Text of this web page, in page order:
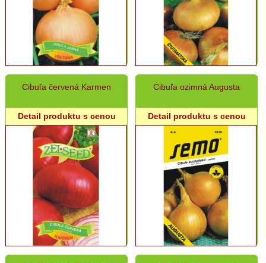
Reďkovka
Kukurica
Fazuľa,
Baklažán
Mrkva
Petržlen,
Paštrnák
Uhorky,
Cukety,
Tekvice,
Melóny
Cvikľa
Špenát
Cibuľa červená Karmen
Detail produktu s cenou
Cibuľa ozimná Augusta
Detail produktu s cenou